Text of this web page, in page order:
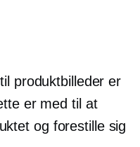
produktbilleder er
er med til at
og forestille sig